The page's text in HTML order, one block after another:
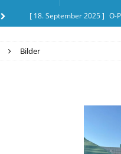
[ 18. September 2025 ] O-
[ 20. September 2025 ]
Bilder